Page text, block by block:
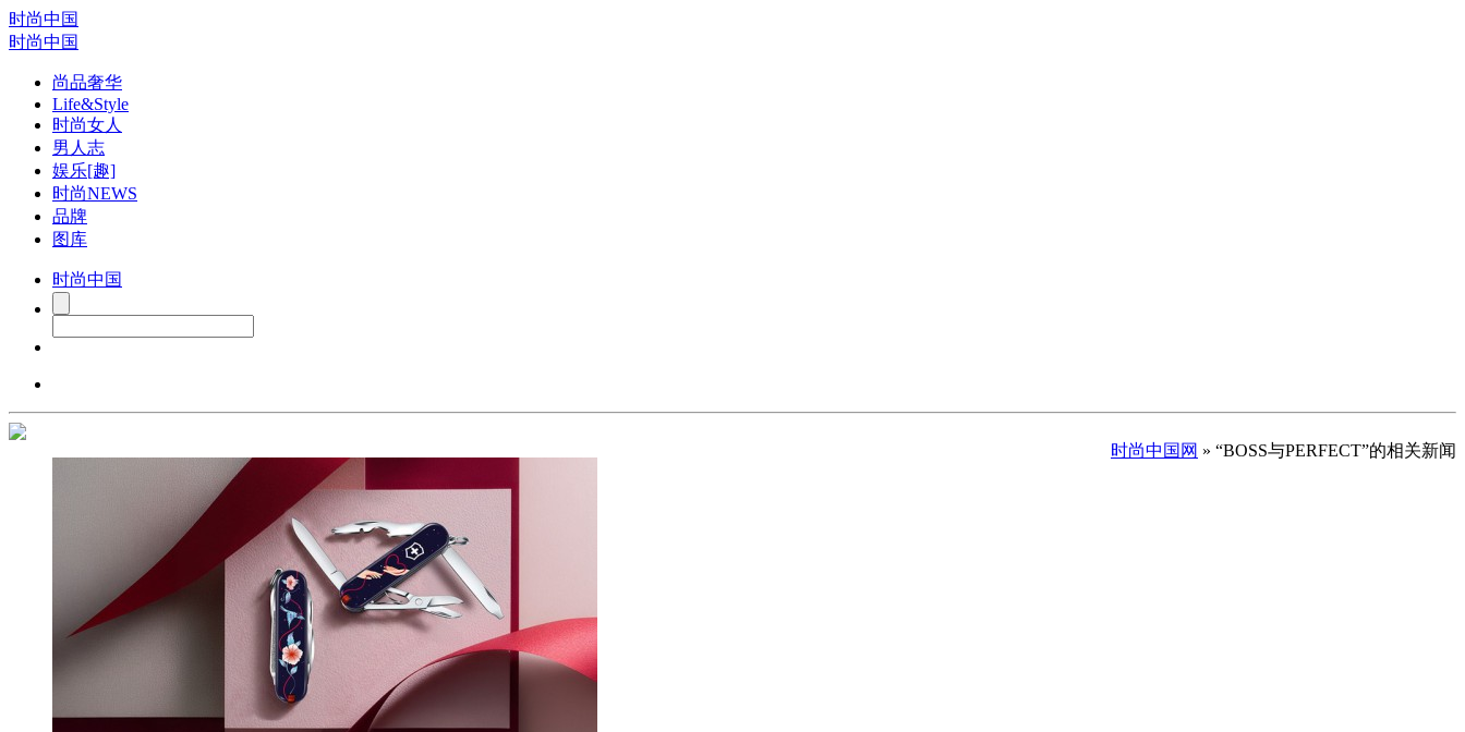
时尚中国
时尚中国
尚品奢华
Life&Style
时尚女人
男人志
娱乐[趣]
时尚NEWS
品牌
图库
时尚中国
时尚中国网 » “BOSS与PERFECT”的相关新闻